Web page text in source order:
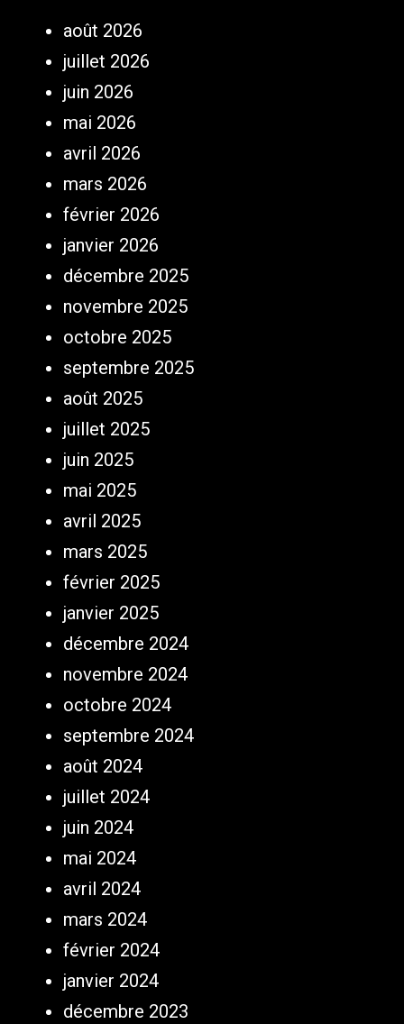
août 2026
juillet 2026
juin 2026
mai 2026
avril 2026
mars 2026
février 2026
janvier 2026
décembre 2025
novembre 2025
octobre 2025
septembre 2025
août 2025
juillet 2025
juin 2025
mai 2025
avril 2025
mars 2025
février 2025
janvier 2025
décembre 2024
novembre 2024
octobre 2024
septembre 2024
août 2024
juillet 2024
juin 2024
mai 2024
avril 2024
mars 2024
février 2024
janvier 2024
décembre 2023